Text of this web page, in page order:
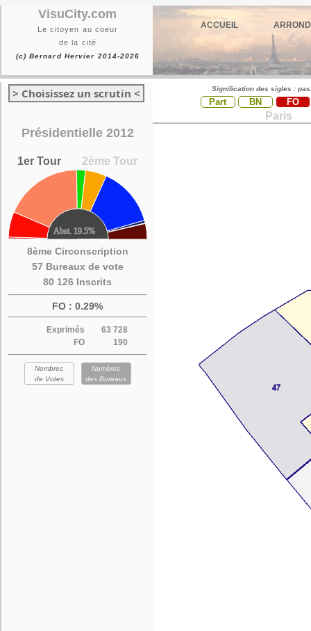
VisuCity.com
Le citoyen au coeur
de la cité
(c) Bernard Hervier 2014-2026
ACCUEIL
> Choisissez un scrutin <
Présidentielle 2012
1er Tour 2ème Tour
8ème Circonscription
57 Bureaux de vote
80 126 Inscrits
FO : 0.29%
Exprimés
63 728
FO
190
Nombres
de Votes
Numéros
des Bureaux
Signification des sigles :
Part BN FO
Paris